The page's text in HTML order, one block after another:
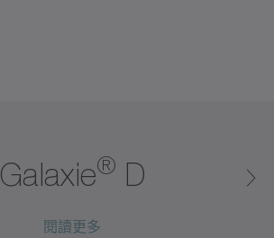
Galaxie® D
閱讀更多
®
®®
®